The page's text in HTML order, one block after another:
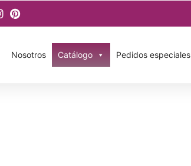
Nosotros Catálogo Pedidos especiales